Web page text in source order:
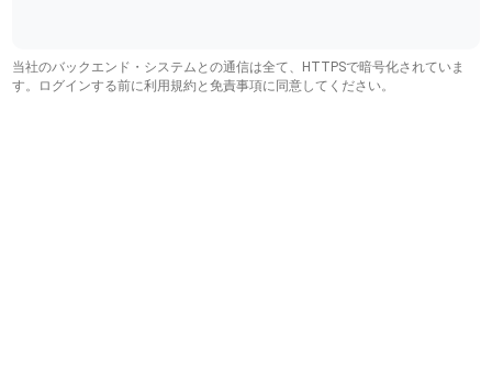
当社のバックエンド・システムとの通信は全て、HTTPSで暗号化されていま
す。ログインする前に利用規約と免責事項に同意してください。